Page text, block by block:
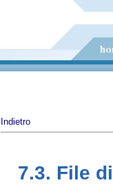
Indietro
7.3. File